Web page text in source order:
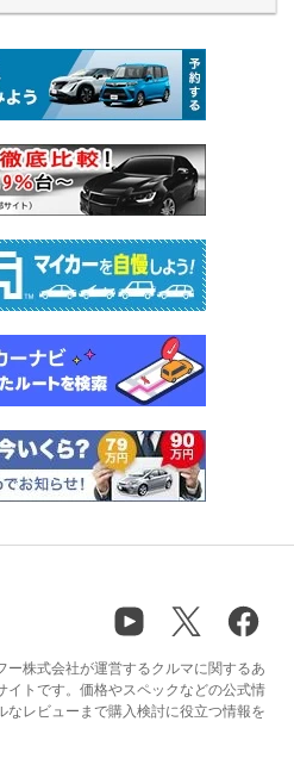
株式会社が運営するクルマに関するあ
イトです。価格やスペックなどの公式情
レビューまで購入検討に役立つ情報を